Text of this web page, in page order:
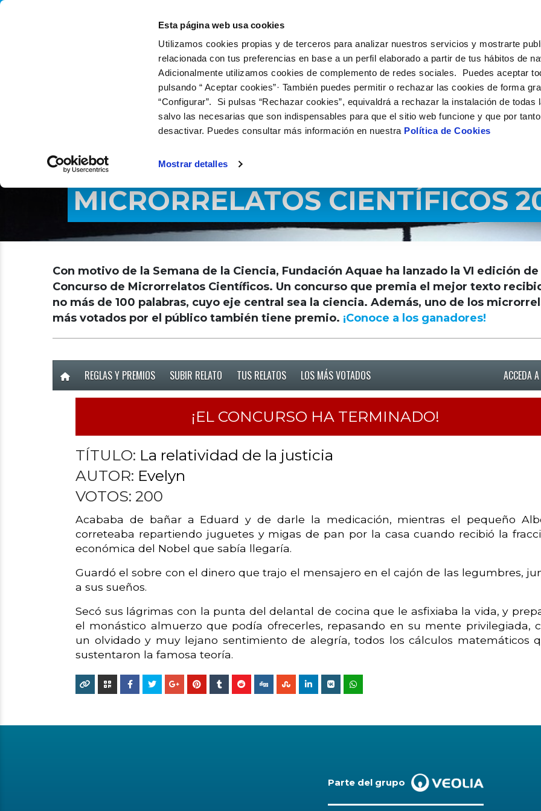
Esta página web usa cookies
Utilizamos cookies propias y de terceros para analizar nuestros servicios y mostrarte
relacionada con tus preferencias en base a un perfil elaborado a partir de tus hábitos de
Adicionalmente utilizamos cookies de complemento de redes sociales. Puedes aceptar
pulsando “ Aceptar cookies”· También puedes permitir o rechazar las cookies de forma
“Configurar”. Si pulsas “Rechazar cookies”, equivaldrá a rechazar la instalación de todas
salvo las necesarias que son indispensables para que el sitio web funcione y que por
desactivar. Puedes consultar más información en nuestra Política de Cookies
Mostrar detalles
MICRORRELATOS CIENTÍFICOS
Con motivo de la Semana de la Ciencia, Fundación Aquae ha lanzado la VI edición de
Concurso de Microrrelatos Científicos. Un concurso que premia el mejor texto
no más de 100 palabras, cuyo eje central sea la ciencia. Además, uno de los
más votados por el público también tiene premio. ¡Conoce a los ganadores!
REGLAS Y PREMIOS SUBIR RELATO TUS RELATOS LOS MÁS VOTADOS ACCEDA
¡EL CONCURSO HA TERMINADO!
TÍTULO: La relatividad de la justicia
AUTOR: Evelyn
VOTOS: 200
Acababa de bañar a Eduard y de darle la medicación, mientras el pequeño
correteaba repartiendo juguetes y migas de pan por la casa cuando recibió la
económica del Nobel que sabía llegaría.
Guardó el sobre con el dinero que trajo el mensajero en el cajón de las legumbres,
a sus sueños.
Secó sus lágrimas con la punta del delantal de cocina que le asfixiaba la vida, y
el monástico almuerzo que podía ofrecerles, repasando en su mente privilegiada,
un olvidado y muy lejano sentimiento de alegría, todos los cálculos matemáticos
sustentaron la famosa teoría.
Parte del grupo